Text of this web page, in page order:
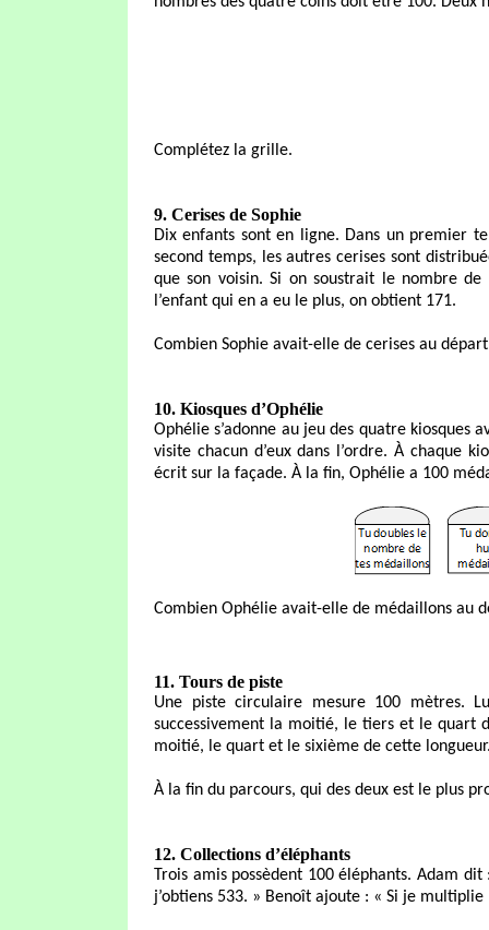
Complétez la grille.
9. Cerises de Sophie
Dix enfants sont en ligne. Dans un premier
second temps, les autres cerises sont
que son voisin. Si on soustrait le nombre
l’enfant qui en a eu le plus, on obtient 171.
Combien Sophie avait-elle de cerises au
10. Kiosques d’Ophélie
Ophélie s’adonne au jeu des quatre
visite chacun d’eux dans l’ordre. À chaque
écrit sur la façade. À la fin, Ophélie a 100
Combien Ophélie avait-elle de médaillons au
11. Tours de piste
Une piste circulaire mesure 100 mètres.
successivement la moitié, le tiers et le quart
moitié, le quart et le sixième de cette
À la fin du parcours, qui des deux est le plus
12. Collections d’éléphants
Trois amis possèdent 100 éléphants. Adam
j’obtiens 533. » Benoît ajoute : « Si je